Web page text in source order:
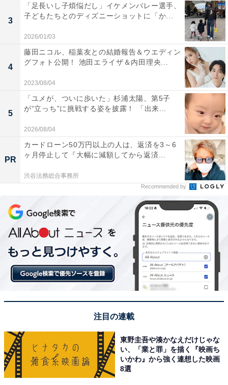
3
「足長いし子煩悩だし」イケメンバレー選手、
子どもたちとのディズニーショットに「か...
2026/01/03
4
藤田ニコル、稲葉友との結婚報告＆ウエディン
グフォト公開！ 池田エライザ＆内田理央...
2023/08/04
5
「ユメが、ついに歩いた」杉浦太陽、第5子
が“立っち”に挑戦する姿を披露！ 「出来...
2026/08/04
PR
カードローン50万円以上の人は、返済を3～6
ヶ月停止して『大幅に減額してから返済...
渋谷法務総合事務所
Recommended by
注目の連載
東野圭吾や湊かなえだけじゃな
い、「業と罪」を描く『映画ち
いかわ』から強く連想した映画
8選